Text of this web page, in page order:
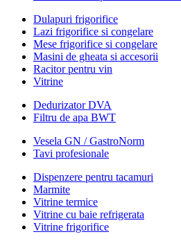
Dulapuri frigorifice
Lazi frigorifice si congelare
Mese frigorifice si congelare
Masini de gheata si accesorii
Racitor pentru vin
Vitrine
Dedurizator DVA
Filtru de apa BWT
Vesela GN / GastroNorm
Tavi profesionale
Dispenzere pentru tacamuri
Marmite
Vitrine termice
Vitrine cu baie refrigerata
Vitrine frigorifice